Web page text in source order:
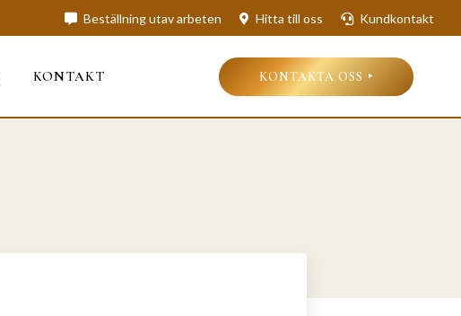
Beställning utav arbeten Hitta till oss Kundkontakt
KONTAKT KONTAKTA OSS